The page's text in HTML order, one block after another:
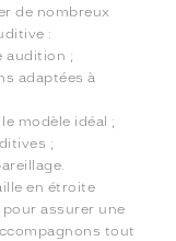
de nombreux
:
audition ;
adaptées à
modèle idéal ;
;
en étroite
assurer une
tout